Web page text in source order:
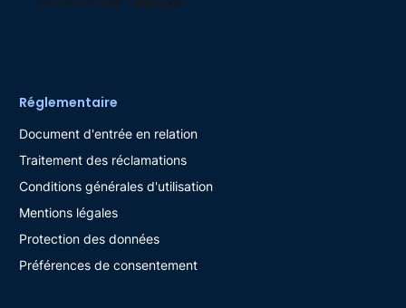
Réglementaire
Document d'entrée en relation
Traitement des réclamations
Conditions générales d'utilisation
Mentions légales
Protection des données
Préférences de consentement